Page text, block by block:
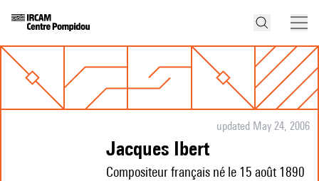
updated May 24, 2006
Jacques Ibert
Compositeur français né le 15 août 1890